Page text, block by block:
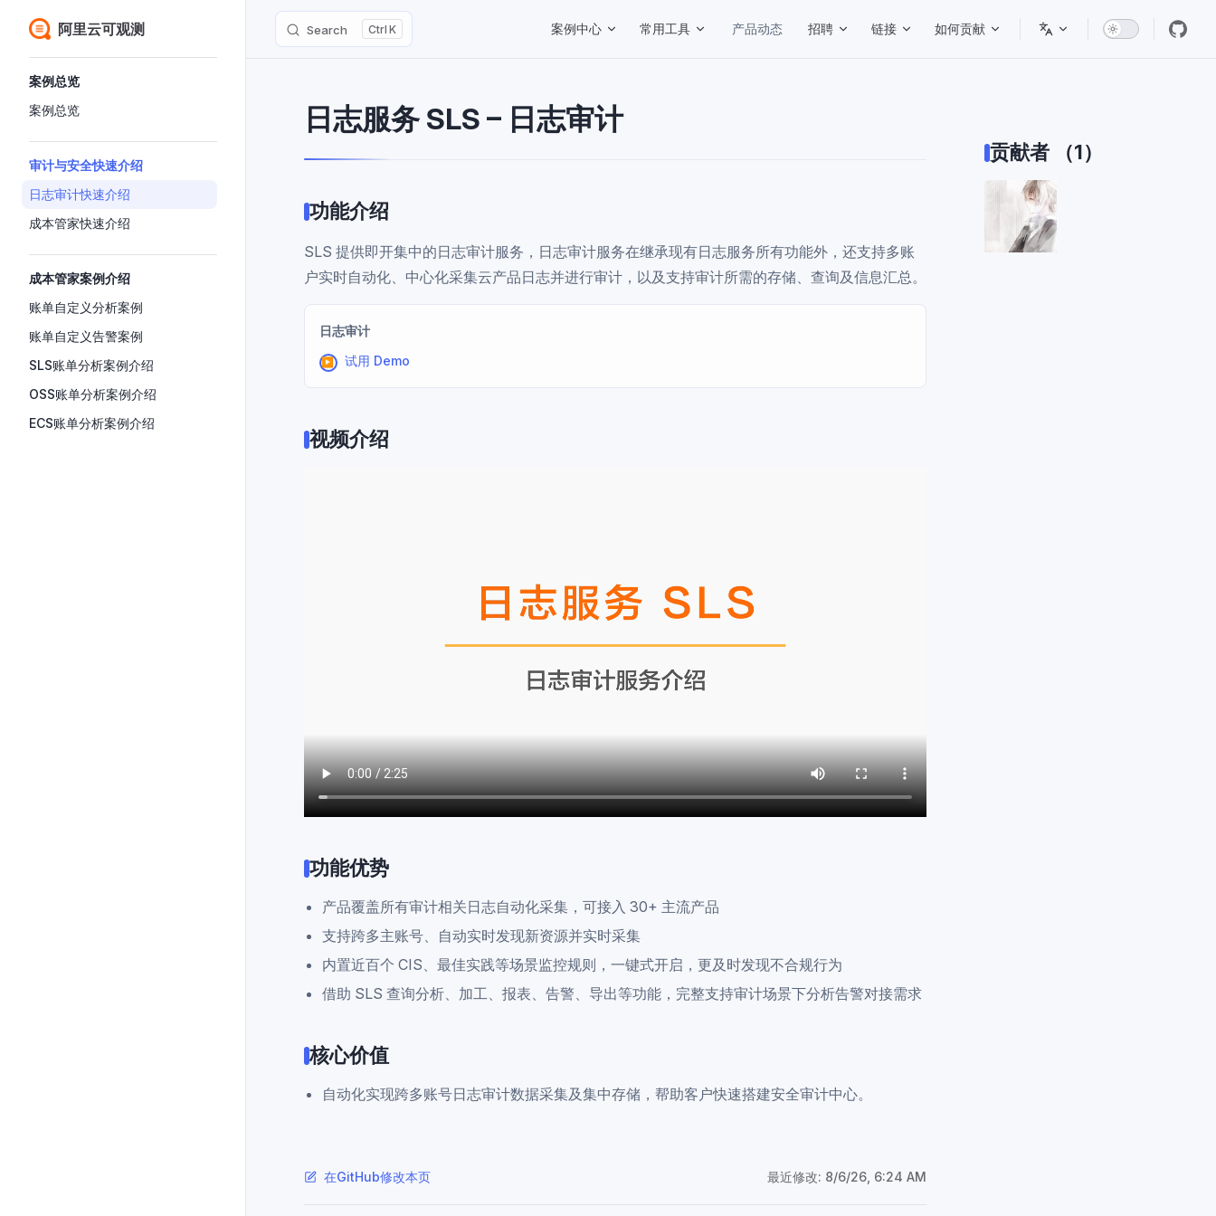
Skip to content
阿里云可观测 Search K 案例中心 常用工具 产品动态 招聘 链接 如何贡献
案例总览
案例总览
审计与安全快速介绍
日志审计快速介绍
成本管家快速介绍
成本管家案例介绍
账单自定义分析案例
账单自定义告警案例
SLS账单分析案例介绍
OSS账单分析案例介绍
ECS账单分析案例介绍
贡献者 （1）
日志服务 SLS – 日志审计
功能介绍
SLS 提供即开集中的日志审计服务，日志审计服务在继承现有日志服务所有功能外，还支持多账
户实时自动化、中心化采集云产品日志并进行审计，以及支持审计所需的存储、查询及信息汇总。
日志审计
试用 Demo
视频介绍
功能优势
产品覆盖所有审计相关日志自动化采集，可接入 30+ 主流产品
支持跨多主账号、自动实时发现新资源并实时采集
内置近百个 CIS、最佳实践等场景监控规则，一键式开启，更及时发现不合规行为
借助 SLS 查询分析、加工、报表、告警、导出等功能，完整支持审计场景下分析告警对接需求
核心价值
自动化实现跨多账号日志审计数据采集及集中存储，帮助客户快速搭建安全审计中心。
在GitHub修改本页 最近修改: 8/6/26, 6:24 AM